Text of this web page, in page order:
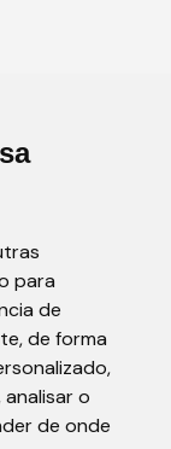
para
de
de forma
o
de onde